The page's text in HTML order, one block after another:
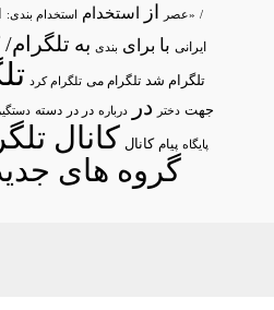
«عصر از استخدام استخدام بندی:
ایرانی با برای بندی بهتلگرام/
تلگرام شد تلگرام می تلگرام کرد
جهت دختر در درباره در در دسته
پایگاه پیام کانال کانال
گروه های